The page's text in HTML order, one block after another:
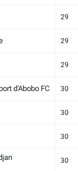
29
29
29
d'Abobo FC 30
30
30
30